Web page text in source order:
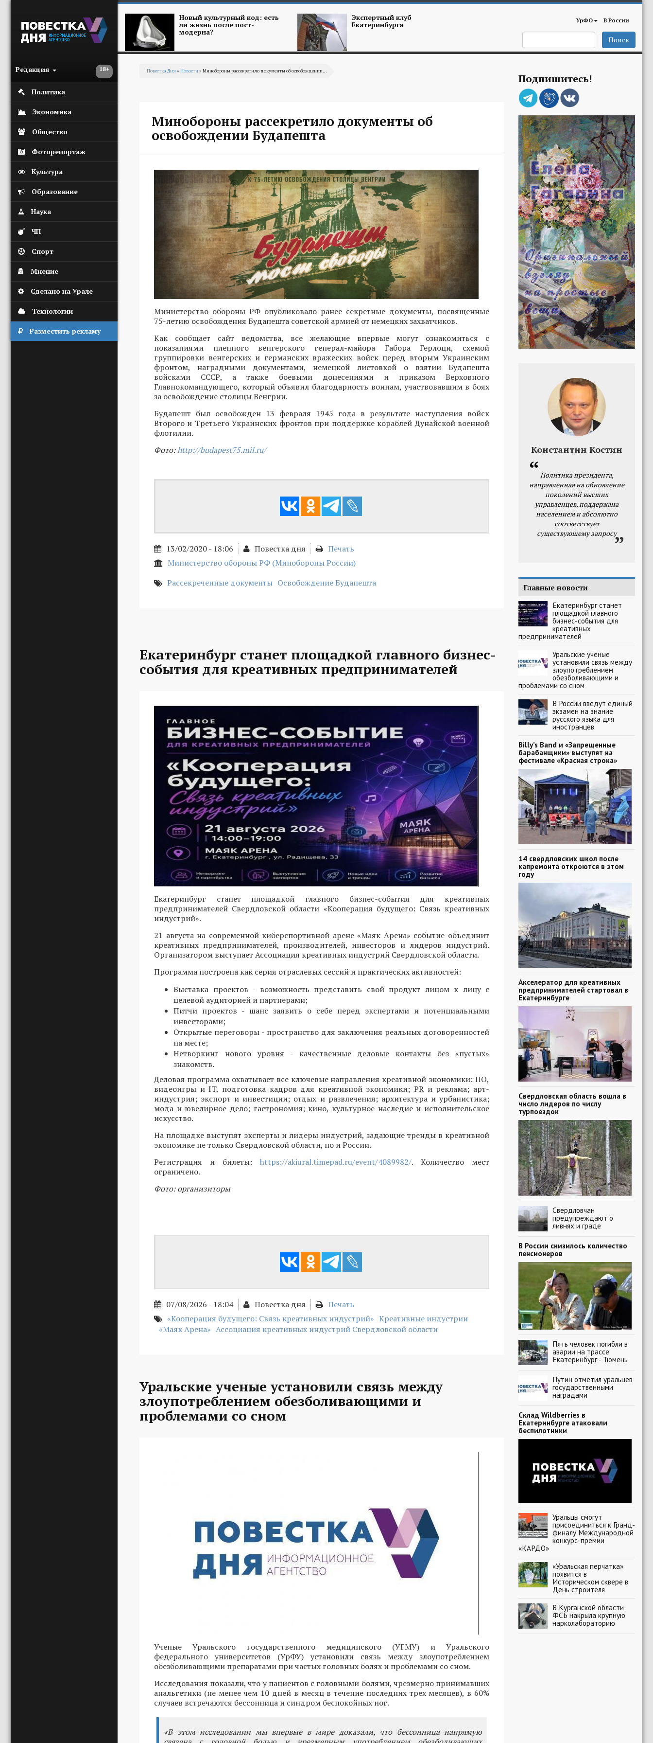
18+
Редакция
Политика
Экономика
Общество
Фоторепортаж
Культура
Образование
Наука
ЧП
Спорт
Мнение
Сделано на Урале
Технологии
Разместить рекламу
Новый культурный код: есть
ли жизнь после пост-
модерна?
Экспертный клуб
Екатеринбурга УрФО В России
Поиск
Повестка Дня» Новости» Минобороны рассекретило документы об освобождении...
Минобороны рассекретило документы об
освобождении Будапешта
Министерство обороны РФ опубликовало ранее секретные документы, посвященные
75-летию освобождения Будапешта советской армией от немецких захватчиков.
Как сообщает сайт ведомства, все желающие впервые могут ознакомиться с
показаниями пленного венгерского генерал-майора Габора Герлоци, схемой
группировки венгерских и германских вражеских войск перед вторым Украинским
фронтом, наградными документами, немецкой листовкой о взятии Будапешта
войсками СССР, а также боевыми донесениями и приказом Верховного
Главнокомандующего, который объявил благодарность воинам, участвовавшим в боях
за освобождение столицы Венгрии.
Будапешт был освобожден 13 февраля 1945 года в результате наступления войск
Второго и Третьего Украинских фронтов при поддержке кораблей Дунайской военной
флотилии.
Фото:http://budapest75.mil.ru/
13/02/2020 - 18:06 Повестка дня
Печать
Министерство обороны РФ (Минобороны России)
Рассекреченные документы Освобождение Будапешта
Екатеринбург станет площадкой главного бизнес-
события для креативных предпринимателей
Екатеринбург станет площадкой главного бизнес-события для креативных
предпринимателей Свердловской области «Кооперация будущего: Связь креативных
индустрий».
21 августа на современной киберспортивной арене «Маяк Арена» событие объединит
креативных предпринимателей, производителей, инвесторов и лидеров индустрий.
Организатором выступает Ассоциация креативных индустрий Свердловской области.
Программа построена как серия отраслевых сессий и практических активностей:
Выставка проектов - возможность представить свой продукт лицом к лицу с
целевой аудиторией и партнерами;
Питчи проектов - шанс заявить о себе перед экспертами и потенциальными
инвесторами;
Открытые переговоры - пространство для заключения реальных договоренностей
на месте;
Нетворкинг нового уровня - качественные деловые контакты без «пустых»
знакомств.
Деловая программа охватывает все ключевые направления креативной экономики: ПО,
видеоигры и IT, подготовка кадров для креативной экономики; PR и реклама; арт-
индустрия; экспорт и инвестиции; отдых и развлечения; архитектура и урбанистика;
мода и ювелирное дело; гастрономия; кино, культурное наследие и исполнительское
искусство.
На площадке выступят эксперты и лидеры индустрий, задающие тренды в креативной
экономике не только Свердловской области, но и России.
Регистрация и билеты: https://akiural.timepad.ru/event/4089982/. Количество мест
ограничено.
Фото: организиторы
07/08/2026 - 18:04 Повестка дня
Печать
«Кооперация будущего: Связь креативных индустрий» Креативные индустрии
«Маяк Арена» Ассоциация креативных индустрий Свердловской области
Уральские ученые установили связь между
злоупотреблением обезболивающими и
проблемами со сном
Ученые Уральского государственного медицинского (УГМУ) и Уральского
федерального университетов (УрФУ) установили связь между злоупотреблением
обезболивающими препаратами при частых головных болях и проблемами со сном.
Исследования показали, что у пациентов с головными болями, чрезмерно принимавших
анальгетики (не менее чем 10 дней в месяц в течение последних трех месяцев), в 60%
случаев встречаются бессонница и синдром беспокойных ног.
«В этом исследовании мы впервые в мире доказали, что бессонница напрямую
Подпишитесь!
Константин Костин
Политика президента,
направленная на обновление
поколений высших
управленцев, поддержана
населением и абсолютно
соответствует
существующему запросу
Главные новости
Екатеринбург станет
площадкой главного
бизнес-события для
креативных
предпринимателей
Уральские ученые
установили связь между
злоупотреблением
обезболивающими и
проблемами со сном
В России введут единый
экзамен на знание
русского языка для
иностранцев
Billy’s Band и «Запрещенные
барабанщики» выступят на
фестивале «Красная строка»
14 свердловских школ после
капремонта откроются в этом
году
Акселератор для креативных
предпринимателей стартовал в
Екатеринбурге
Свердловская область вошла в
число лидеров по числу
турпоездок
Свердловчан
предупреждают о
ливнях и граде
В России снизилось количество
пенсионеров
Пять человек погибли в
аварии на трассе
Екатеринбург - Тюмень
Путин отметил уральцев
государственными
наградами
Склад Wildberries в
Екатеринбурге атаковали
беспилотники
Уральцы смогут
присоединиться к Гранд-
финалу Международной
конкурс-премии
«КАРДО»
«Уральская перчатка»
появится в
Историческом сквере в
День строителя
В Курганской области
ФСБ накрыла крупную
нарколабораторию